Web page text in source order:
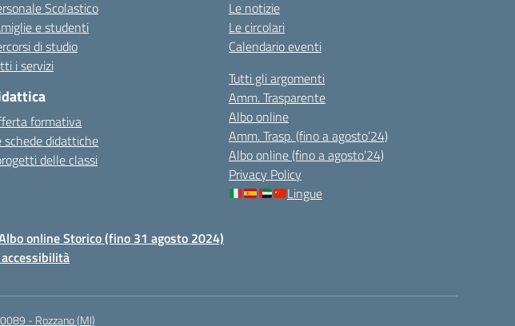
Scolastico
e studenti
di studio
i servizi
formativa
schede didattiche
delle classi
Le notizie
Le circolari
Calendario eventi
Tutti gli argomenti
Amm. Trasparente
Albo online
Amm. Trasp. (fino a agosto’24)
Albo online (fino a agosto’24)
Privacy Policy
Lingue
online Storico (fino 31 agosto 2024)
- Rozzano (MI)